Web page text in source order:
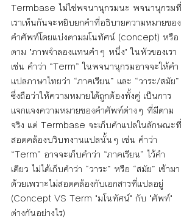
Termbase ไม่ใช่พจนานุกรมนะ พจนานุกรมที่
เราเห็นกันจะหยิบยกคำที่อธิบายความหมายของ
คำศัพท์โดยแบ่งตามมโนทัศน์ (concept) หรือ
ตาม "ภาพจำลองแทนคำๆ หนึ่ง" ในหัวของเรา
เช่น คำว่า “Term” ในพจนานุกรมอาจจะให้คำ
แปลภาษาไทยว่า “ภาคเรียน” และ “วาระ/สมัย”
ซึ่งถือว่าให้ความหมายได้ถูกต้องทั้งคู่ เป็นการ
แจกแจงความหมายของคำศัพท์ต่างๆ ที่มีตาม
จริง แต่ Termbase จะเก็บคำแปลในลักษณะที่
สอดคล้องบริบทงานแปลนั้นๆ เช่น คำว่า
“Term” อาจจะเก็บคำว่า “ภาคเรียน” ไว้คำ
เดียว ไม่ได้เก็บคำว่า “วาระ” หรือ “สมัย” เข้ามา
ด้วยเพราะไม่สอดคล้องกับเอกสารที่แปลอยู่
(Concept VS Term "มโนทัศน์" กับ "ศัพท์"
ต่างกันอย่างไร)